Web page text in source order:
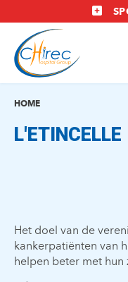
en
naar
inhoud
gaan
HOME
L'ETINCELLE
Het doel van de
kankerpatiënten van
helpen beter met hun